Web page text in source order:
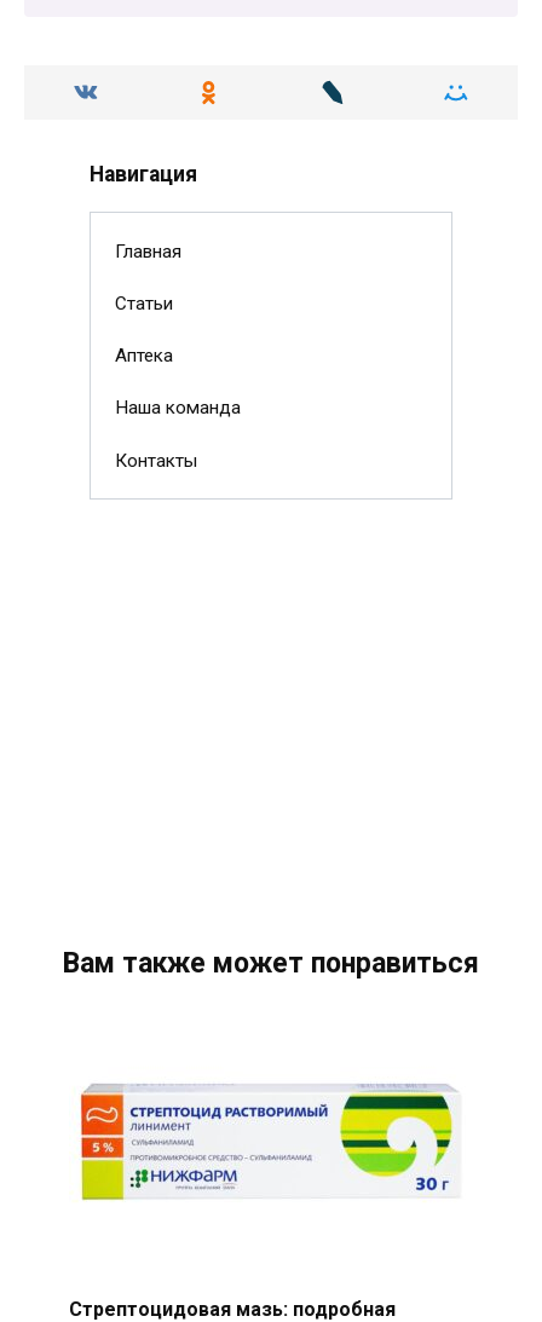
Навигация
Главная
Статьи
Аптека
Наша команда
Контакты
Вам также может понравиться
Стрептоцидовая мазь: подробная